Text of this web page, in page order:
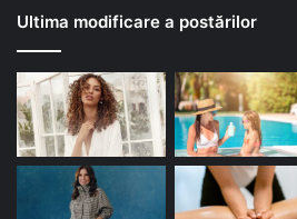
Ultima modificare a postărilor